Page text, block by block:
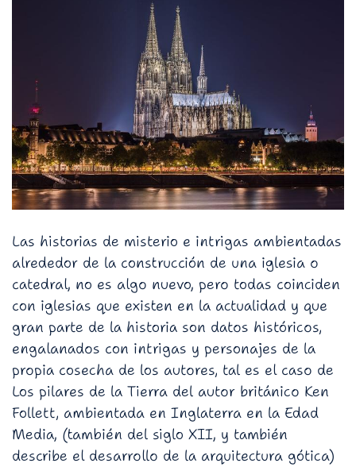
Las historias de misterio e intrigas ambientadas
alrededor de la construcción de una iglesia o
catedral, no es algo nuevo, pero todas coinciden
con iglesias que existen en la actualidad y que
gran parte de la historia son datos históricos,
engalanados con intrigas y personajes de la
propia cosecha de los autores, tal es el caso de
Los pilares de la Tierra del autor británico Ken
Follett, ambientada en Inglaterra en la Edad
Media, (también del siglo XII, y también
describe el desarrollo de la arquitectura gótica)